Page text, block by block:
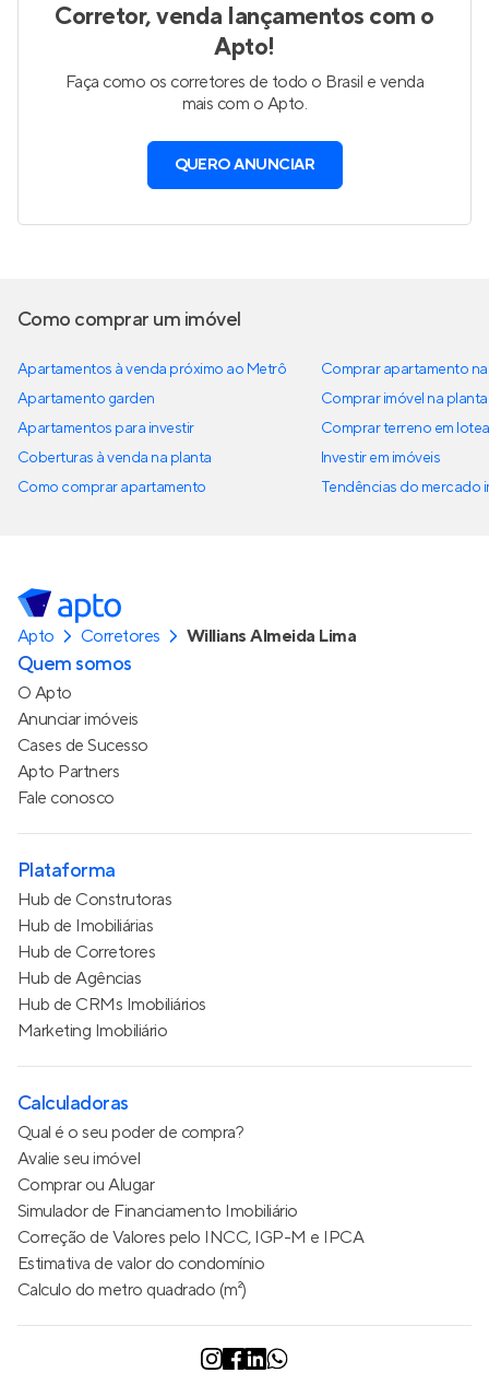
Corretor, venda lançamentos com o
Apto!
Faça como os corretores de todo o Brasil e venda
mais com o Apto.
QUERO ANUNCIAR
Como comprar um imóvel
Apartamentos à venda próximo ao Metrô
Apartamento garden
Apartamentos para investir
Coberturas à venda na planta
Como comprar apartamento
Comprar apartamento
Comprar imóvel na planta
Comprar terreno em
Investir em imóveis
Tendências do mercado
Apto Corretores Willians Almeida Lima
Quem somos
O Apto
Anunciar imóveis
Cases de Sucesso
Apto Partners
Fale conosco
Plataforma
Hub de Construtoras
Hub de Imobiliárias
Hub de Corretores
Hub de Agências
Hub de CRMs Imobiliários
Marketing Imobiliário
Calculadoras
Qual é o seu poder de compra?
Avalie seu imóvel
Comprar ou Alugar
Simulador de Financiamento Imobiliário
Correção de Valores pelo INCC, IGP-M e IPCA
Estimativa de valor do condomínio
Calculo do metro quadrado (m²)